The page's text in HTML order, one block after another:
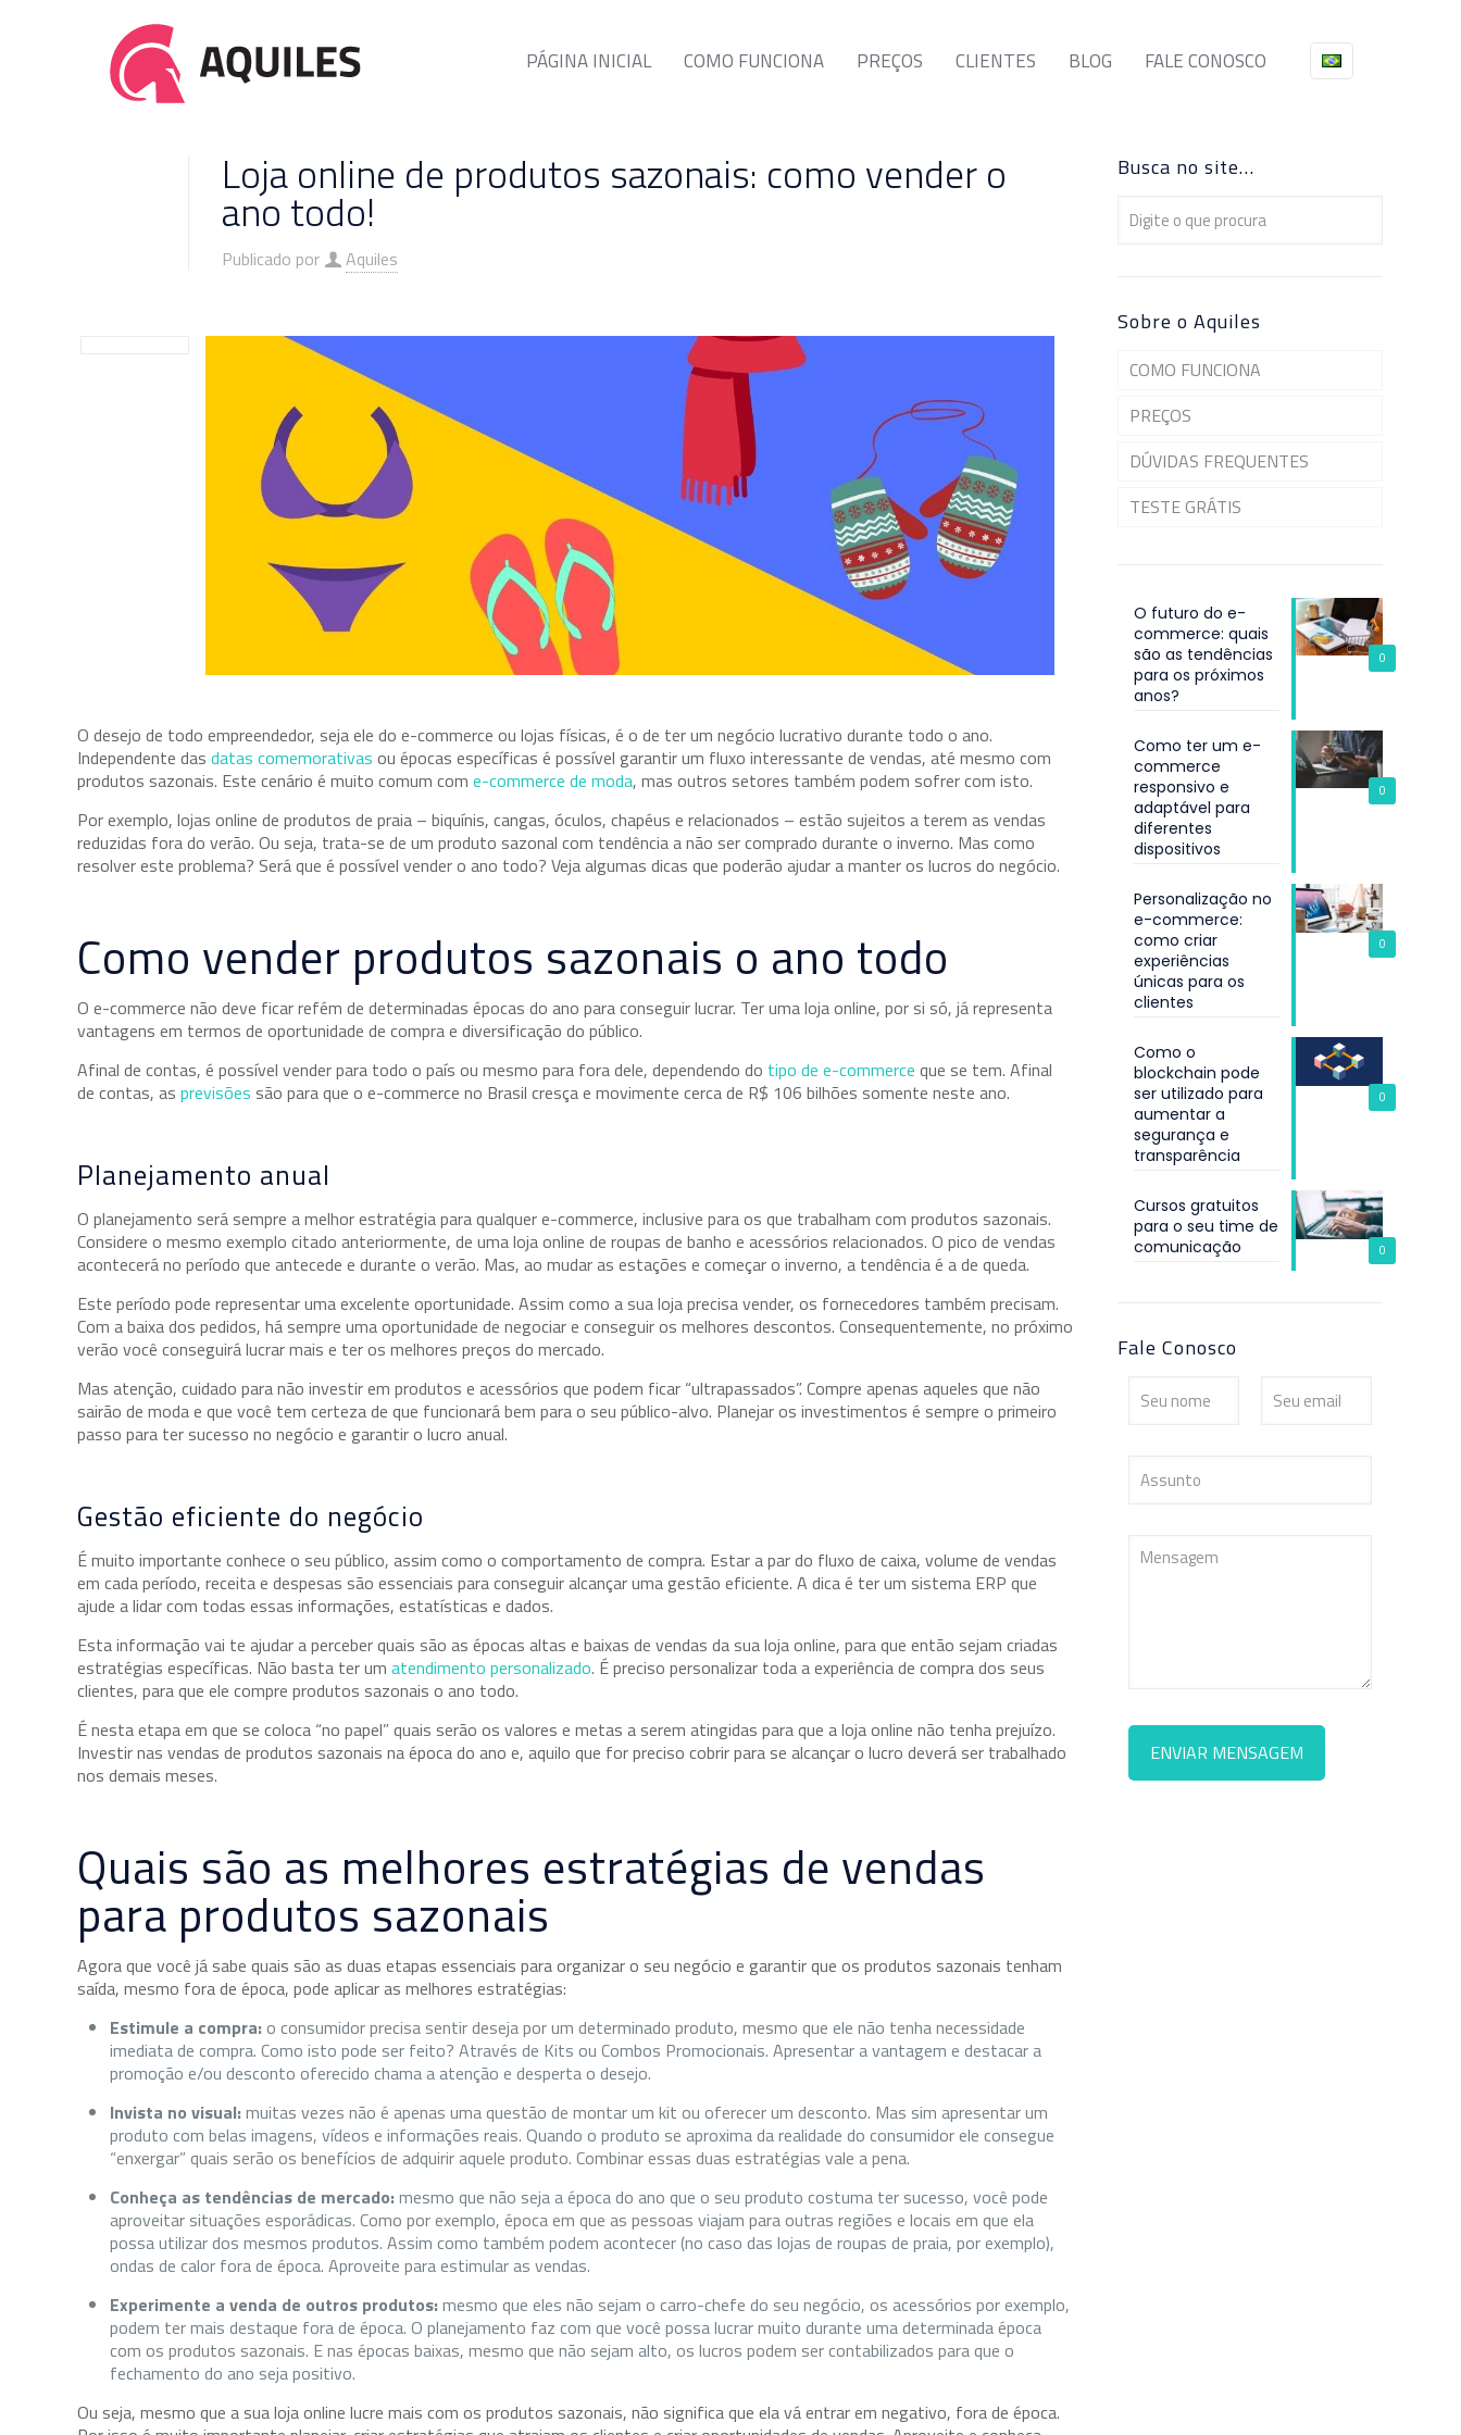
PÁGINA INICIAL COMO FUNCIONA PREÇOS CLIENTES BLOG FALE CONOSCO
Loja online de produtos sazonais: como vender o
ano todo!
Publicado por Aquiles
O desejo de todo empreendedor, seja ele do e-commerce ou lojas físicas, é o de ter um negócio lucrativo durante todo o ano.
Independente dasdatas comemorativas ou épocas específicas é possível garantir um fluxo interessante de vendas, até mesmo com
produtos sazonais. Este cenário é muito comum come-commerce de moda, mas outros setores também podem sofrer com isto.
Por exemplo, lojas online de produtos de praia – biquínis, cangas, óculos, chapéus e relacionados – estão sujeitos a terem as vendas
reduzidas fora do verão. Ou seja, trata-se de um produto sazonal com tendência a não ser comprado durante o inverno. Mas como
resolver este problema? Será que é possível vender o ano todo? Veja algumas dicas que poderão ajudar a manter os lucros do negócio.
Como vender produtos sazonais o ano todo
O e-commerce não deve ficar refém de determinadas épocas do ano para conseguir lucrar. Ter uma loja online, por si só, já representa
vantagens em termos de oportunidade de compra e diversificação do público.
Afinal de contas, é possível vender para todo o país ou mesmo para fora dele, dependendo do tipo de e-commerce que se tem. Afinal
de contas, asprevisões são para que o e-commerce no Brasil cresça e movimente cerca de R$ 106 bilhões somente neste ano.
Planejamento anual
O planejamento será sempre a melhor estratégia para qualquer e-commerce, inclusive para os que trabalham com produtos sazonais.
Considere o mesmo exemplo citado anteriormente, de uma loja online de roupas de banho e acessórios relacionados. O pico de vendas
acontecerá no período que antecede e durante o verão. Mas, ao mudar as estações e começar o inverno, a tendência é a de queda.
Este período pode representar uma excelente oportunidade. Assim como a sua loja precisa vender, os fornecedores também precisam.
Com a baixa dos pedidos, há sempre uma oportunidade de negociar e conseguir os melhores descontos. Consequentemente, no próximo
verão você conseguirá lucrar mais e ter os melhores preços do mercado.
Mas atenção, cuidado para não investir em produtos e acessórios que podem ficar “ultrapassados”. Compre apenas aqueles que não
sairão de moda e que você tem certeza de que funcionará bem para o seu público-alvo. Planejar os investimentos é sempre o primeiro
passo para ter sucesso no negócio e garantir o lucro anual.
Gestão eficiente do negócio
É muito importante conhece o seu público, assim como o comportamento de compra. Estar a par do fluxo de caixa, volume de vendas
em cada período, receita e despesas são essenciais para conseguir alcançar uma gestão eficiente. A dica é ter um sistema ERP que
ajude a lidar com todas essas informações, estatísticas e dados.
Esta informação vai te ajudar a perceber quais são as épocas altas e baixas de vendas da sua loja online, para que então sejam criadas
estratégias específicas. Não basta ter umatendimento personalizado. É preciso personalizar toda a experiência de compra dos seus
clientes, para que ele compre produtos sazonais o ano todo.
É nesta etapa em que se coloca “no papel” quais serão os valores e metas a serem atingidas para que a loja online não tenha prejuízo.
Investir nas vendas de produtos sazonais na época do ano e, aquilo que for preciso cobrir para se alcançar o lucro deverá ser trabalhado
nos demais meses.
Quais são as melhores estratégias de vendas
para produtos sazonais
Agora que você já sabe quais são as duas etapas essenciais para organizar o seu negócio e garantir que os produtos sazonais tenham
saída, mesmo fora de época, pode aplicar as melhores estratégias:
Estimule a compra:o consumidor precisa sentir deseja por um determinado produto, mesmo que ele não tenha necessidade
imediata de compra. Como isto pode ser feito? Através de Kits ou Combos Promocionais. Apresentar a vantagem e destacar a
promoção e/ou desconto oferecido chama a atenção e desperta o desejo.
Invista no visual:muitas vezes não é apenas uma questão de montar um kit ou oferecer um desconto. Mas sim apresentar um
produto com belas imagens, vídeos e informações reais. Quando o produto se aproxima da realidade do consumidor ele consegue
“enxergar” quais serão os benefícios de adquirir aquele produto. Combinar essas duas estratégias vale a pena.
Conheça as tendências de mercado:mesmo que não seja a época do ano que o seu produto costuma ter sucesso, você pode
aproveitar situações esporádicas. Como por exemplo, época em que as pessoas viajam para outras regiões e locais em que ela
possa utilizar dos mesmos produtos. Assim como também podem acontecer (no caso das lojas de roupas de praia, por exemplo),
ondas de calor fora de época. Aproveite para estimular as vendas.
Experimente a venda de outros produtos:mesmo que eles não sejam o carro-chefe do seu negócio, os acessórios por exemplo,
podem ter mais destaque fora de época. O planejamento faz com que você possa lucrar muito durante uma determinada época
com os produtos sazonais. E nas épocas baixas, mesmo que não sejam alto, os lucros podem ser contabilizados para que o
fechamento do ano seja positivo.
Ou seja, mesmo que a sua loja online lucre mais com os produtos sazonais, não significa que ela vá entrar em negativo, fora de época.
Busca no site…
Sobre o Aquiles
COMO FUNCIONA
PREÇOS
DÚVIDAS FREQUENTES
TESTE GRÁTIS
0
O futuro do e-
commerce: quais
são as tendências
para os próximos
anos?
0
Como ter um e-
commerce
responsivo e
adaptável para
diferentes
dispositivos
0
Personalização no
e-commerce:
como criar
experiências
únicas para os
clientes
0
Como o
blockchain pode
ser utilizado para
aumentar a
segurança e
transparência
0
Cursos gratuitos
para o seu time de
comunicação
Fale Conosco